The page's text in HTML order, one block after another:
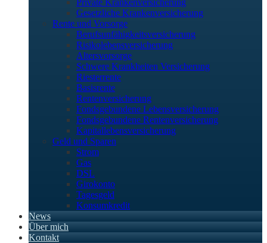
Private Krankenversicherung
Gesetzliche Krankenversicherung
Rente und Vorsorge
Berufs­unfähigkeitsversicherung
Risikolebensversicherung
Altersvorsorge
Schwere Krankheiten Versicherung
Riesterrente
Basisrente
Rentenversicherung
Fondsgebundene Lebensversicherung
Fondsgebundene Rentenversicherung
Kapitallebensversicherung
Geld und Sparen
Strom
Gas
DSL
Girokonto
Tagesgeld
Konsumkredit
News
Über mich
Kontakt